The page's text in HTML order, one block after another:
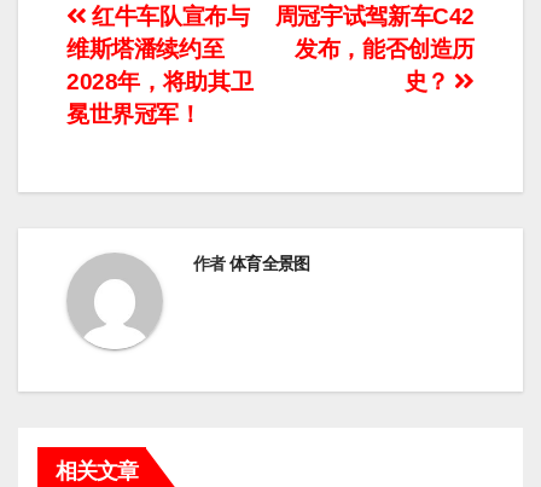
文
章
导
周冠宇试驾新车C42
发布，能否创造历
史？
红牛车队宣布与
维斯塔潘续约至
2028年，将助其卫
冕世界冠军！
作者体育全景图
相关文章